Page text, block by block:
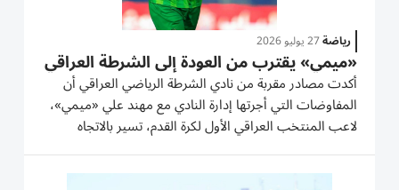
رياضة27 يوليو 2026
«ميمي» يقترب من العودة إلى الشرطة العراقي
أكدت مصادر مقربة من نادي الشرطة الرياضي العراقي أن
المفاوضات التي أجرتها إدارة النادي مع مهند علي «ميمي»،
لاعب المنتخب العراقي الأول لكرة القدم، تسير بالاتجاه
الصحيح، ولم يتبقَ على توقيع العقد الرسمي بين الجانبين إلا
اللمسات الأخيرة. وقالت المصادر إن «إدارة نادي الشرطة...